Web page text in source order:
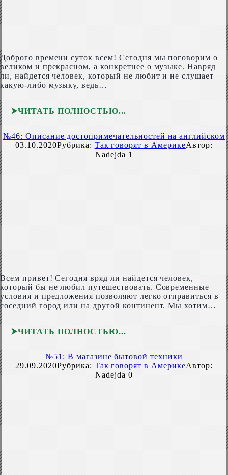
Доброго времени суток всем! Сегодня мы поговорим о
великом и прекрасном, а конкретнее о музыке. Навряд
ли, найдется человек, который не любит и не слушает
какую-либо музыку, ведь…
ЧИТАТЬ ПОЛНОСТЬЮ
№46: Описание достопримечательностей на английском
03.10.2020Рубрика: Так говорят в АмерикеАвтор:
Nadejda 1
Всем привет! Сегодня вряд ли найдется человек,
который бы не любил путешествовать. Современные
условия и предложения позволяют легко отправиться в
соседний город или на другой континент. Мы хотим…
ЧИТАТЬ ПОЛНОСТЬЮ
№51: В магазине бытовой техники
29.09.2020Рубрика: Так говорят в АмерикеАвтор:
Nadejda 0